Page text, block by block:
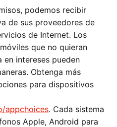
podemos recibir
de sus proveedores de
de Internet. Los
que no quieran
intereses pueden
Obtenga más
para dispositivos
appchoices. Cada sistema
Apple, Android para